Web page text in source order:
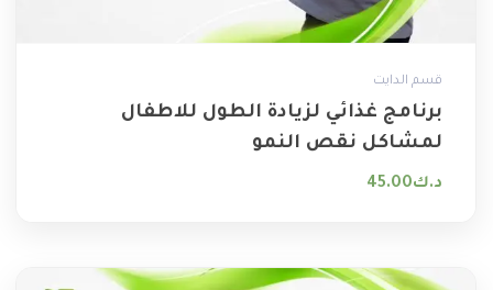
قسم الدايت
برنامج غذائي لزيادة الطول للاطفال
لمشاكل نقص النمو
د.ك45.00